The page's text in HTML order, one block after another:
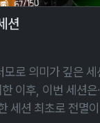
션
모로 의미가 깊은
이후, 이번 세션
세션 최초로 전멸